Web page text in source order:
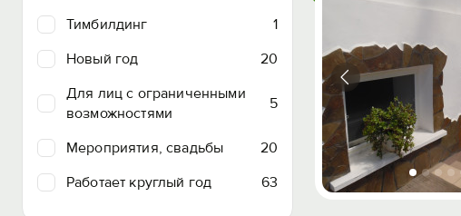
Тимбилдинг
1
Новый год
20
Для лиц с ограниченными
возможностями
5
Мероприятия, свадьбы
20
Работает круглый год
63